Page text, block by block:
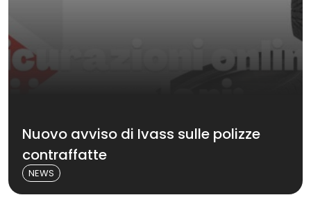
Nuovo avviso di Ivass sulle polizze
contraffatte
NEWS